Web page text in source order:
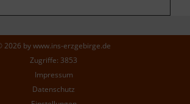
2026 bywww.ins-erzgebirge.de
Zugriffe: 3853
Impressum
Datenschutz